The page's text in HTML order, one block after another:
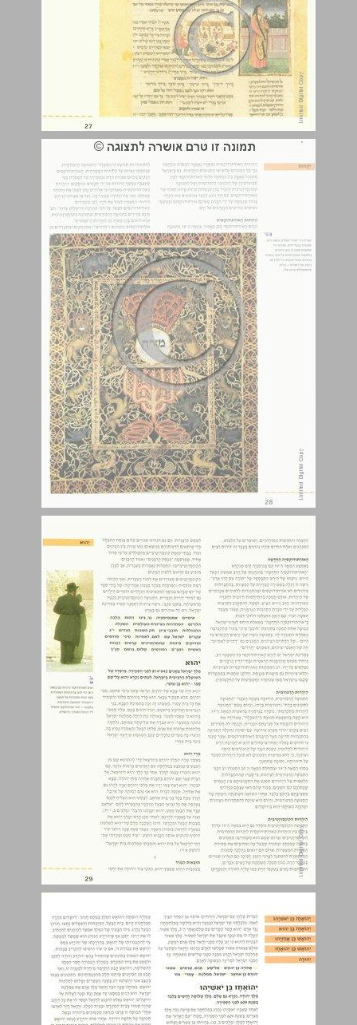
יהוא ... 29
יהואחז בן יאשיהו ... 30